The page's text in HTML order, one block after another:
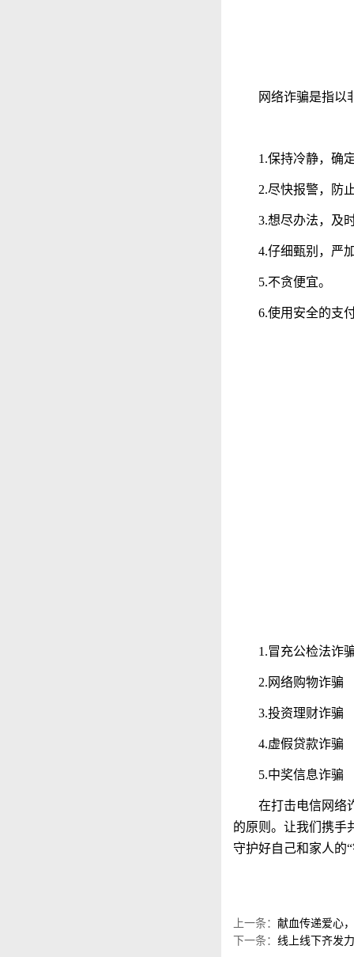
网络诈骗是指以
1.保持冷静，确
2.尽快报警，防
3.想尽办法，及
4.仔细甄别，严
5.不贪便宜。
6.使用安全的支
1.冒充公检法诈
2.网络购物诈骗
3.投资理财诈骗
4.虚假贷款诈骗
5.中奖信息诈骗
在打击电信网络
的原则。让我们携手
守护好自己和家人的
上一条： 献血传递爱心
下一条： 线上线下齐发